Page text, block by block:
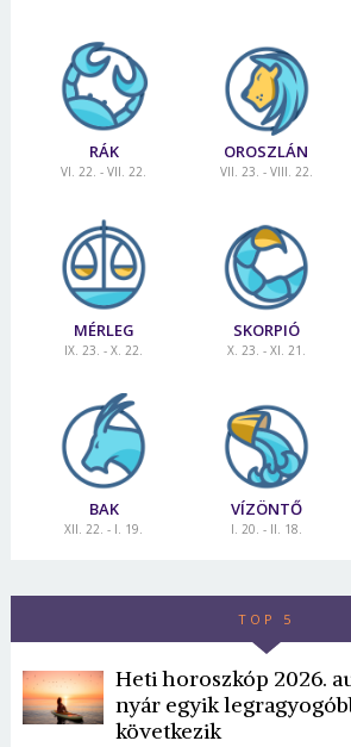
RÁK
VI. 22. - VII. 22.
OROSZLÁN
VII. 23. - VIII. 22.
MÉRLEG
IX. 23. - X. 22.
SKORPIÓ
X. 23. - XI. 21.
BAK
XII. 22. - I. 19.
VÍZÖNTŐ
I. 20. - II. 18.
TOP 5
Heti horoszkóp 2026.
nyár egyik
következik